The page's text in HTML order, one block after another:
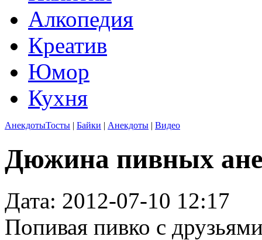
Алкопедия
Креатив
Юмор
Кухня
АнекдотыТосты | Байки | Анекдоты | Видео
Дюжина пивных
Дата: 2012-07-10 12:17
Попивая пивко с